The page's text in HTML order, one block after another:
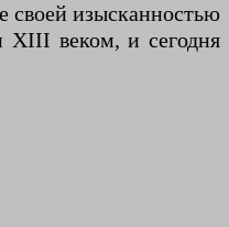
своей изысканностью
XIII веком, и сегодня